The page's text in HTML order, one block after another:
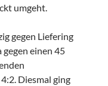
umgeht.
gegen Liefering
gegen einen 45
Diesmal ging